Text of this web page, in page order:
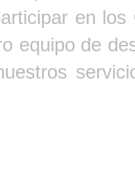
en
equipo de